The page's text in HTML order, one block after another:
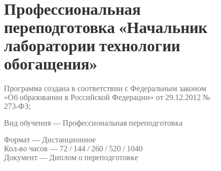
Профессиональная
переподготовка «Начальник
лаборатории технологии
обогащения»
Программа создана в соответствии с Федеральным законом
«Об образовании в Российской Федерации» от 29.12.2012 №
273-ФЗ;
Вид обучения — Профессиональная переподготовка
Формат — Дистанционное
Кол-во часов — 72 / 144 / 260 / 520 / 1040
Документ — Диплом о переподготовке